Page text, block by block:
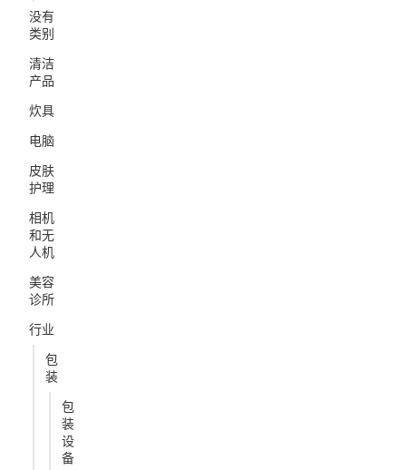
没有
类别
清洁
产品
炊具
电脑
皮肤
护理
相机
和无
人机
美容
诊所
行业
包
装
包
装
设
备